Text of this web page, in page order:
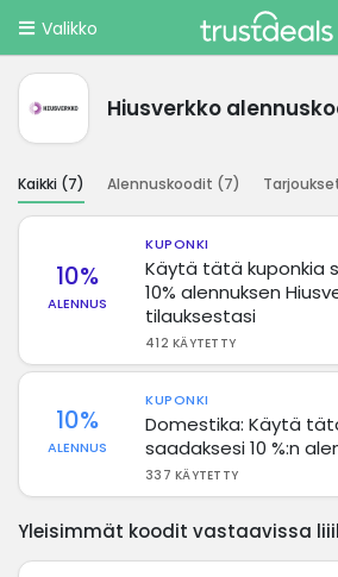
Valikko
Hiusverkko
Kaikki (7) Alennuskoodit (7)
10%
ALENNUS
KUPONKI
Käytä tätä kuponkia
10% alennuksen
tilauksestasi
412 KÄYTETTY
10%
ALENNUS
KUPONKI
Domestika: Käytä
saadaksesi 10 %:n
337 KÄYTETTY
Yleisimmät koodit vastaavissa